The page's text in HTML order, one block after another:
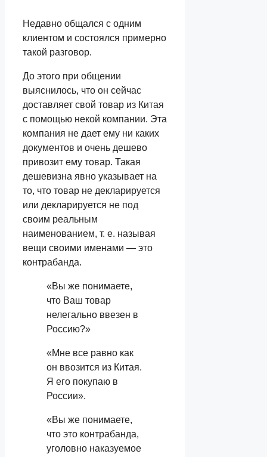
Недавно общался с одним
клиентом и состоялся примерно
такой разговор.
До этого при общении
выяснилось, что он сейчас
доставляет свой товар из Китая
с помощью некой компании. Эта
компания не дает ему ни каких
документов и очень дешево
привозит ему товар. Такая
дешевизна явно указывает на
то, что товар не декларируется
или декларируется не под
своим реальным
наименованием, т. е. называя
вещи своими именами — это
контрабанда.
«Вы же понимаете,
что Ваш товар
нелегально ввезен в
Россию?»
«Мне все равно как
он ввозится из Китая.
Я его покупаю в
России».
«Вы же понимаете,
что это контрабанда,
уголовно наказуемое